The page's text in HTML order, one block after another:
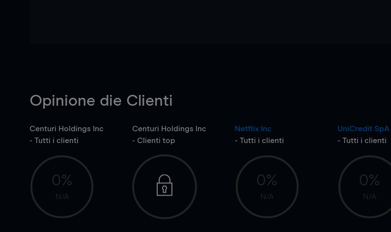
Opinione die Clienti
Centuri Holdings Inc
- Tutti i clienti
0%
N/A
Centuri Holdings Inc
- Clienti top
Netflix Inc
- Tutti i clienti
0%
N/A
UniCredit SpA
- Tutti i clienti
0%
N/A